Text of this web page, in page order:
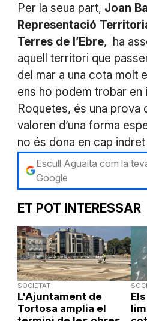
Per la seua part, Joan
Representació
Terres de l’Ebre, ha
aquell territori que
del mar a una cota molt
ens ho podem trobar en
Roquetes, és una prova
valoren d’una forma
no és dona en cap
Escull Aguaita com la
Google
ET POT INTERESSAR
SOCIETAT
L'Ajuntament de
Tortosa amplia el